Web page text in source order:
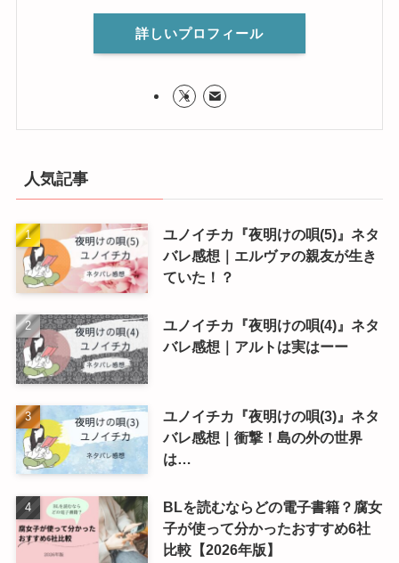
詳しいプロフィール
人気記事
ユノイチカ『夜明けの唄(5)』ネタ
バレ感想｜エルヴァの親友が生き
ていた！？
ユノイチカ『夜明けの唄(4)』ネタ
バレ感想｜アルトは実はーー
ユノイチカ『夜明けの唄(3)』ネタ
バレ感想｜衝撃！島の外の世界
は…
BLを読むならどの電子書籍？腐女
子が使って分かったおすすめ6社
比較【2026年版】